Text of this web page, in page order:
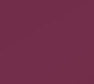
réseau, tapez la
lorsque l'interface est
nom de votre